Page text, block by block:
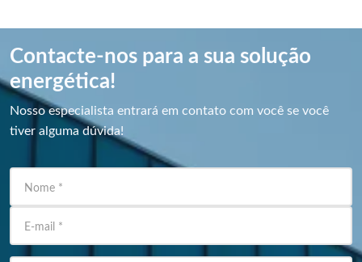
Contacte-nos para a sua solução
energética!
Nosso especialista entrará em contato com você se você
tiver alguma dúvida!
Nome *
E-mail *